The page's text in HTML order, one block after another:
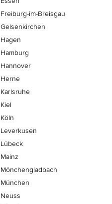
Freiburg-im-Breisgau
Gelsenkirchen
Hagen
Hamburg
Hannover
Herne
Karlsruhe
Kiel
Köln
Leverkusen
Lübeck
Mainz
Mönchen­gladbach
München
Neuss